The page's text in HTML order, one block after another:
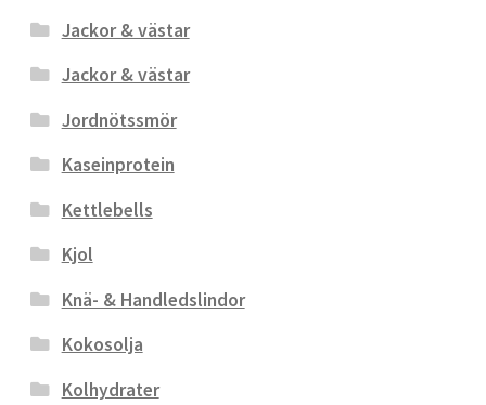
Jackor & västar
Jackor & västar
Jordnötssmör
Kaseinprotein
Kettlebells
Kjol
Knä- & Handledslindor
Kokosolja
Kolhydrater